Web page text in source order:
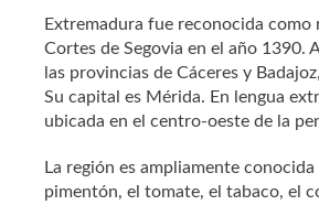
Extremadura fue reconocida
Cortes de Segovia en el año 1390.
las provincias de Cáceres y
Su capital es Mérida. En lengua
ubicada en el centro-oeste de la
La región es ampliamente
pimentón, el tomate, el tabaco, el